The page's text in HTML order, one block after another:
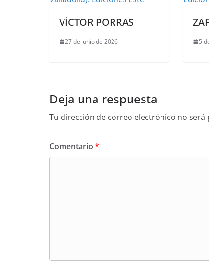
VÍCTOR PORRAS
27 de junio de 2026 5
Deja una respuesta
Tu dirección de correo electrónico no será
Comentario *